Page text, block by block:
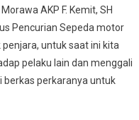
AKP F. Kemit, SH
Pencurian Sepeda motor
untuk saat ini kita
pelaku lain dan menggali
perkaranya untuk